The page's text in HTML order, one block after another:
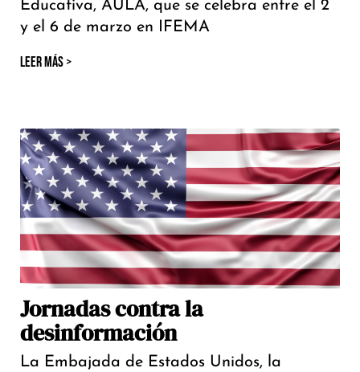
Educativa, AULA, que se celebra entre el 2
y el 6 de marzo en IFEMA
LEER MÁS >
Jornadas contra la
desinformación
La Embajada de Estados Unidos, la